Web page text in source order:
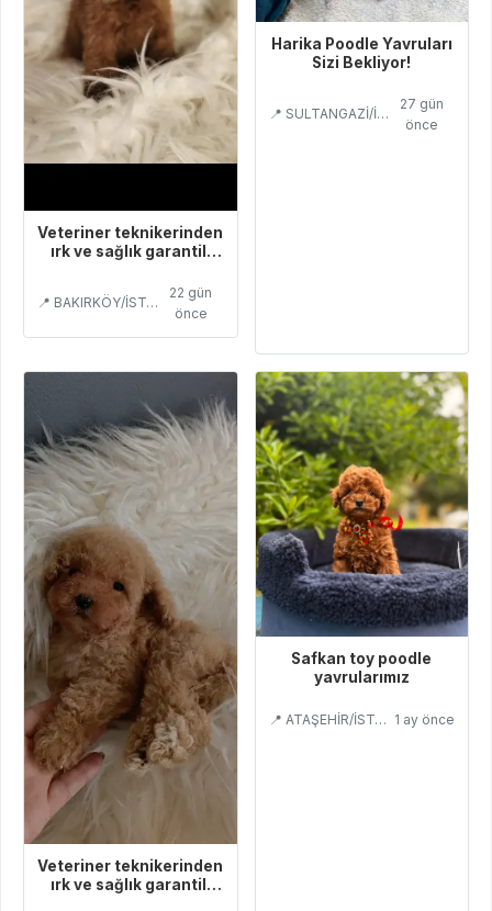
Veteriner teknikerinden
ırk ve sağlık garantili
📍 BAKIRKÖY/İSTANBUL
22 gün
önce
Harika Poodle Yavruları
Sizi Bekliyor!
📍 SULTANGAZİ/İSTANBUL
27 gün
önce
Veteriner teknikerinden
ırk ve sağlık garantili
Safkan toy poodle
yavrularımız
📍 ATAŞEHİR/İSTANBUL 1 ay önce